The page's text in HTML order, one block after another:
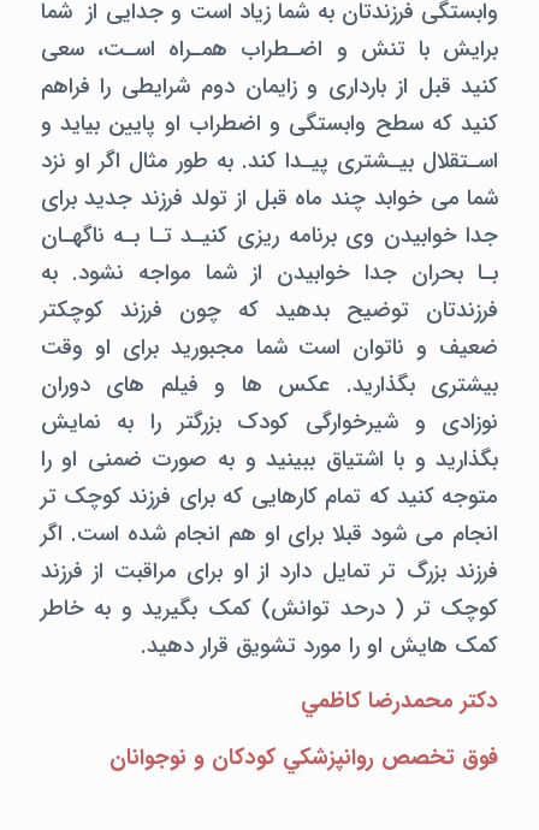
وابستگی فرزندتان به شما زیاد است و جدایی از شما
برایش با تنش و اضـطراب همـراه اسـت، سعی
کنید قبل از بارداری و زایمان دوم شرایطی را فراهم
کنید که سطح وابستگی و اضطراب او پایین بیاید و
اسـتقلال بیـشتری پیـدا کند. به طور مثال اگر او نزد
شما می خوابد چند ماه قبل از تولد فرزند جدید برای
جدا خوابیدن وی برنامه ریزی کنیـد تـا بـه ناگهـان
بـا بحران جدا خوابیدن از شما مواجه نشود. به
فرزندتان توضیح بدهید که چون فرزند کوچکتر
ضعیف و ناتوان است شما مجبورید برای او وقت
بیشتری بگذارید. عکس ها و فیلم های دوران
نوزادی و شیرخوارگی کودک بزرگتر را به نمایش
بگذارید و با اشتیاق ببینید و به صورت ضمنی او را
متوجه کنید که تمام کارهایی که برای فرزند کوچک تر
انجام می شود قبلا برای او هم انجام شده است. اگر
فرزند بزرگ تر تمایل دارد از او برای مراقبت از فرزند
کوچک تر ( درحد توانش) کمک بگیرید و به خاطر
کمک هایش او را مورد تشویق قرار دهید.
دکتر محمدرضا کاظمي
فوق تخصص روانپزشکي کودکان و نوجوانان